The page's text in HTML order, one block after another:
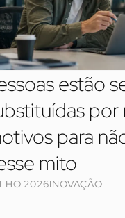
estão
por
para
mito
2026INOVAÇÃO